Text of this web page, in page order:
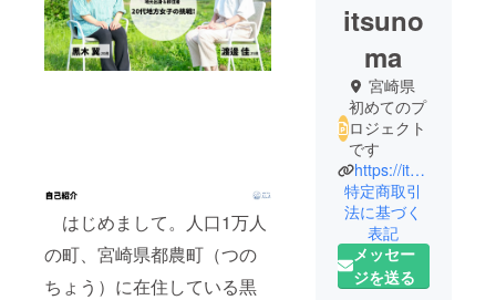
はじめまして。人口1万人
の町、宮崎県都農町（つの
ちょう）に在住している黒
itsuno
ma
宮崎県
初めてのプ
ロジェクト
です
https://itsunoma.co.jp/
特定商取引
法に基づく
表記
メッセー
ジを送る